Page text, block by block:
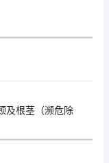
及根茎（濒危除